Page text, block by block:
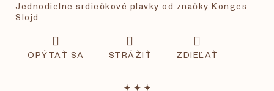
Jednodielne srdiečkové plavky od značky Konges
Slojd.
OPÝTAŤ SA STRÁŽIŤ ZDIEĽAŤ